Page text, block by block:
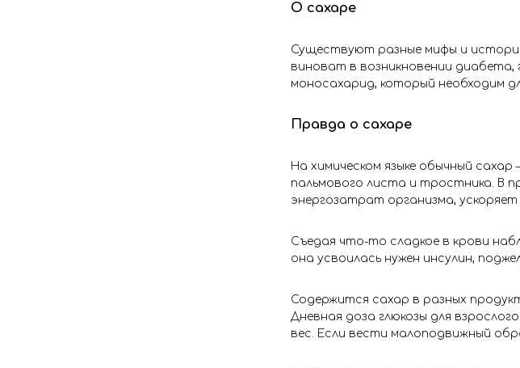
О сахаре
Существуют разные мифы и
виноват в возникновении
моносахарид, который необходим
Правда о сахаре
На химическом языке обычный
пальмового листа и тростника. В
энергозатрат организма,
Съедая что-то сладкое в крови
она усвоилась нужен инсулин,
Содержится сахар в разных
Дневная доза глюкозы для
вес. Если вести малоподвижный